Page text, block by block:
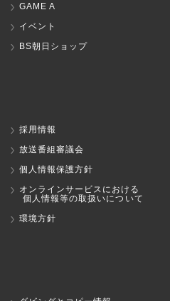
GAME A
イベント
BS朝日ショップ
採用情報
放送番組審議会
個人情報保護方針
オンラインサービスにおける
個人情報等の取扱いについて
環境方針